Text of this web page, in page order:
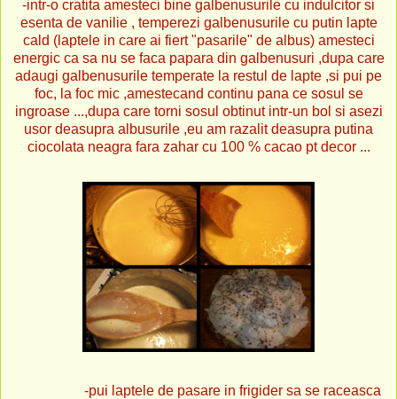
-intr-o cratita amesteci bine galbenusurile cu indulcitor si
esenta de vanilie , temperezi galbenusurile cu putin lapte
cald (laptele in care ai fiert "pasarile" de albus) amesteci
energic ca sa nu se faca papara din galbenusuri ,dupa care
adaugi galbenusurile temperate la restul de lapte ,si pui pe
foc, la foc mic ,amestecand continu pana ce sosul se
ingroase ...,dupa care torni sosul obtinut intr-un bol si asezi
usor deasupra albusurile ,eu am razalit deasupra putina
ciocolata neagra fara zahar cu 100 % cacao pt decor ...
-pui laptele de pasare in frigider sa se raceasca